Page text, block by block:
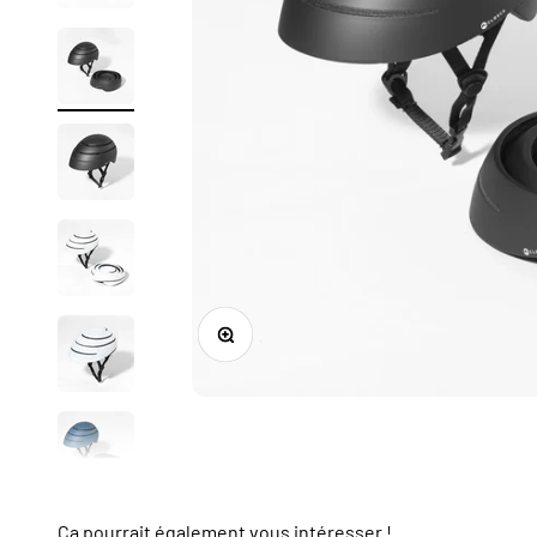
Zoomer sur l'image
Ça pourrait également vous intéresser !